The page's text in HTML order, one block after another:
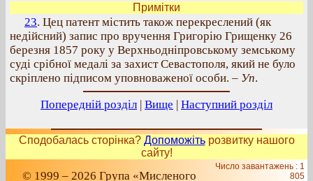
Примітки
23. Цец патент містить також перекреслений (як
недійсний) запис про вручення Григорію Грищенку 26
березня 1857 року у Верхньодніпровському земському
суді срібної медалі за захист Севастополя, який не було
скріплено підписом уповноваженої особи. – Уп.
Попередній розділ | Вище | Наступний розділ
Сподобалась сторінка? Допоможітьрозвитку нашого
сайту!
© 1999 – 2026 Група «Мисленого
Число завантажень : 1
805